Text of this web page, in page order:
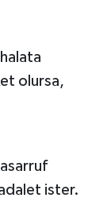
olursa,
ister.